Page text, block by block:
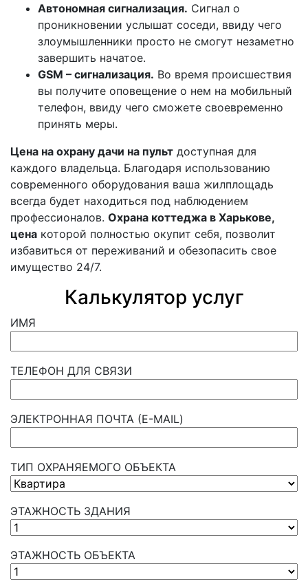
Автономная сигнализация. Сигнал о
проникновении услышат соседи, ввиду чего
злоумышленники просто не смогут незаметно
завершить начатое.
GSM – сигнализация. Во время происшествия
вы получите оповещение о нем на мобильный
телефон, ввиду чего сможете своевременно
принять меры.
Цена на охрану дачи на пульт доступная для
каждого владельца. Благодаря использованию
современного оборудования ваша жилплощадь
всегда будет находиться под наблюдением
профессионалов. Охрана коттеджа в Харькове,
цена которой полностью окупит себя, позволит
избавиться от переживаний и обезопасить свое
имущество 24/7.
Калькулятор услуг
ИМЯ
ТЕЛЕФОН ДЛЯ СВЯЗИ
ЭЛЕКТРОННАЯ ПОЧТА (E-MAIL)
ТИП ОХРАНЯЕМОГО ОБЪЕКТА
ЭТАЖНОСТЬ ЗДАНИЯ
ЭТАЖНОСТЬ ОБЪЕКТА